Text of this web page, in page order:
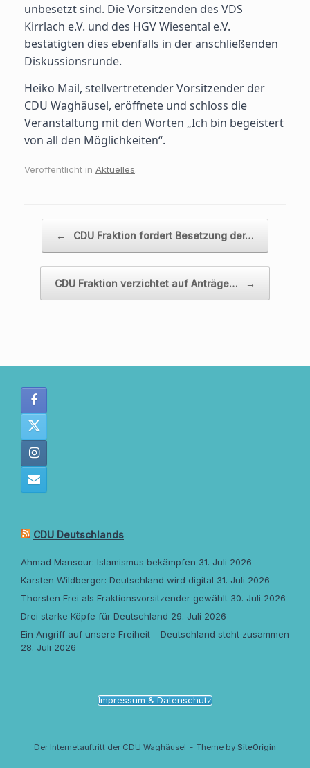
unbesetzt sind. Die Vorsitzenden des VDS
Kirrlach e.V. und des HGV Wiesental e.V.
bestätigten dies ebenfalls in der anschließenden
Diskussionsrunde.
Heiko Mail, stellvertretender Vorsitzender der
CDU Waghäusel, eröffnete und schloss die
Veranstaltung mit den Worten „Ich bin begeistert
von all den Möglichkeiten“.
Veröffentlicht in Aktuelles.
← CDU Fraktion fordert Besetzung der…
CDU Fraktion verzichtet auf Anträge… →
CDU Deutschlands
Ahmad Mansour: Islamismus bekämpfen 31. Juli 2026
Karsten Wildberger: Deutschland wird digital 31. Juli 2026
Thorsten Frei als Fraktionsvorsitzender gewählt 30. Juli 2026
Drei starke Köpfe für Deutschland 29. Juli 2026
Ein Angriff auf unsere Freiheit – Deutschland steht zusammen
28. Juli 2026
Impressum & Datenschutz
Der Internetauftritt der CDU Waghäusel Theme by SiteOrigin